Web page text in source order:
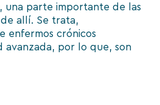
una parte importante de las
allí. Se trata,
enfermos crónicos
avanzada, por lo que, son